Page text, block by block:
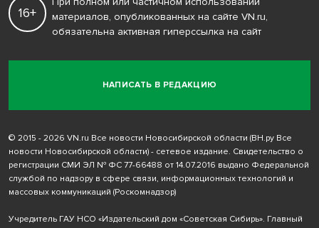
НАПИСАТЬ В РЕДАКЦИЮ
16+
материалов, опубликованных на сайте VN.ru,
обязательна активная гиперссылка на сайт
© 2015 - 2026 VN.ru Все новости Новосибирской области (ВН.ру Все
новости Новосибирской области) - сетевое издание. Свидетельство о
регистрации СМИ ЭЛ № ФС 77-66488 от 14.07.2016 выдано Федеральной
службой по надзору в сфере связи, информационных технологий и
массовых коммуникаций (Роскомнадзор)
Учредитель ГАУ НСО «Издательский дом «Советская Сибирь». Главный